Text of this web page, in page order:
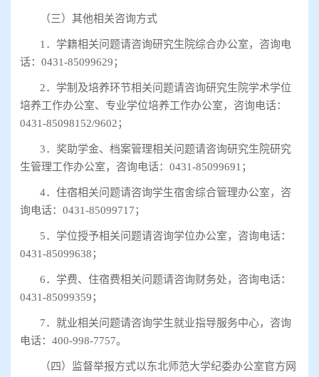
（三）其他相关咨询方式
1 ．学籍相关问题请咨询研究生院综合办公室，咨询电
话： 0431-85099629；
2．学制及培养环节相关问题请咨询研究生院学术学位
培养工作办公室、专业学位培养工作办公室，咨询电话：
0431-85098152/9602；
3．奖助学金、档案管理相关问题请咨询研究生院研究
生管理工作办公室，咨询电话： 0431-85099691 ；
4．住宿相关问题请咨询学生宿舍综合管理办公室，咨
询电话： 0431-85099717；
5．学位授予相关问题请咨询学位办公室，咨询电话：
0431-85099638；
6．学费、住宿费相关问题请咨询财务处，咨询电话：
0431-85099359；
7．就业相关问题请咨询学生就业指导服务中心，咨询
电话： 400-998-7757。
（四）监督举报方式以东北师范大学纪委办公室官方网